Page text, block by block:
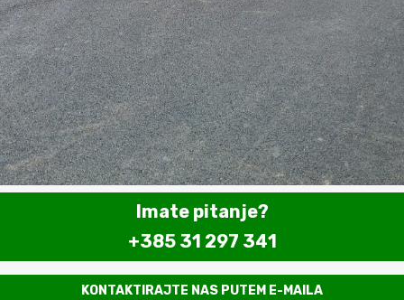
Imate pitanje?
+385 31 297 341
KONTAKTIRAJTE NAS PUTEM E-MAILA